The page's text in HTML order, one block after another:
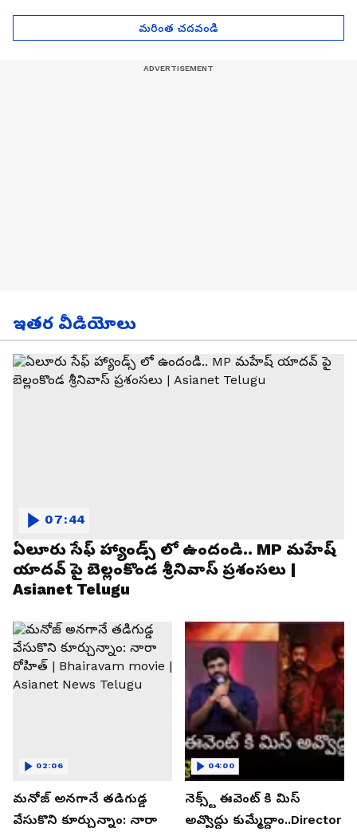
మరింత చదవండి
ఇతర వీడియోలు
ఏలూరు సేఫ్ హ్యాండ్స్ లో ఉందండి.. MP మహేష్
యాదవ్ పై బెల్లంకొండ శ్రీనివాస్ ప్రశంసలు |
Asianet Telugu
07:44
మనోజ్ అనగానే తడిగుడ్డ
వేసుకొని కూర్చున్నాం: నారా
02:06
నెక్స్ట్ ఈవెంట్ కి మిస్
అవ్వొద్దు కుమ్మేద్దాం..Director
04:00